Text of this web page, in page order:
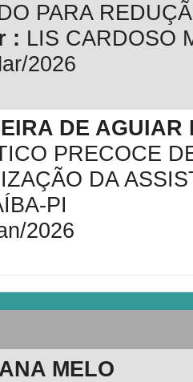
PARA
: LIS CARDOSO
2026
DE AGUIAR
PRECOCE
DA
PI
2026
MELO